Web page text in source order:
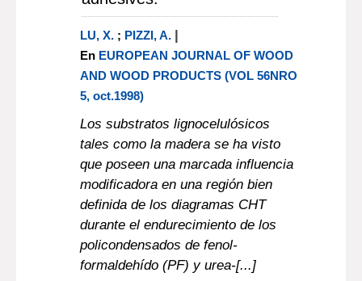
LU, X.; PIZZI, A. |
En EUROPEAN JOURNAL OF WOOD
AND WOOD PRODUCTS (VOL 56NRO
5, oct.1998)
Los substratos lignocelulósicos
tales como la madera se ha visto
que poseen una marcada influencia
modificadora en una región bien
definida de los diagramas CHT
durante el endurecimiento de los
policondensados de fenol-
formaldehído (PF) y urea-[...]